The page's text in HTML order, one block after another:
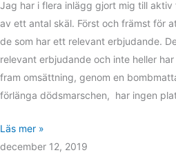
Jag har i flera inlägg gjort mig till
av ett antal skäl. Först och främst för
de som har ett relevant erbjudande.
relevant erbjudande och inte heller
fram omsättning, genom en
förlänga dödsmarschen, har ingen
Läs mer »
december 12, 2019